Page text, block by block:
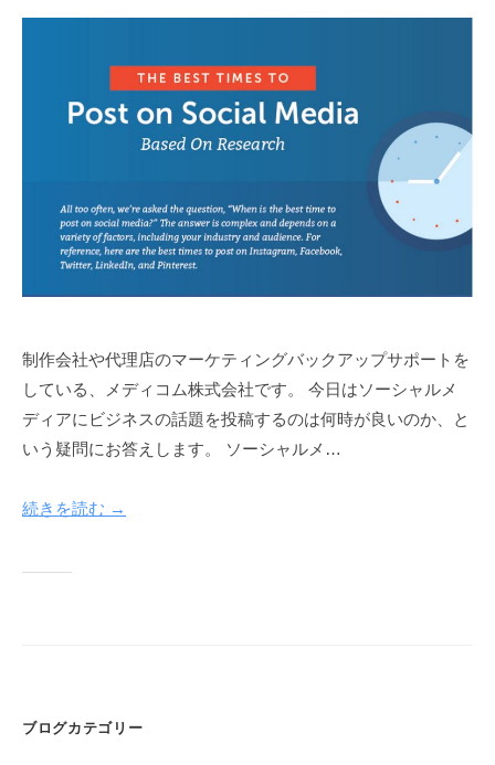
制作会社や代理店のマーケティングバックアップサポートを
している、メディコム株式会社です。 今日はソーシャルメ
ディアにビジネスの話題を投稿するのは何時が良いのか、と
いう疑問にお答えします。 ソーシャルメ…
続きを読む →
ブログカテゴリー